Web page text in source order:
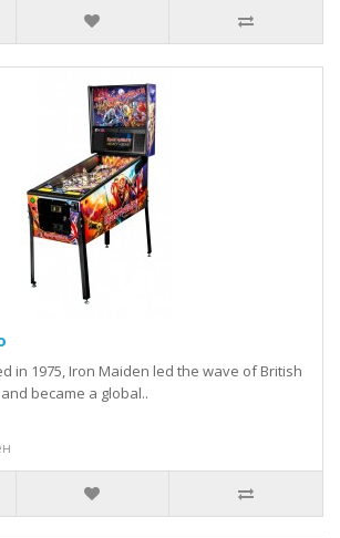
in 1975, Iron Maiden led the wave of British
became a global..